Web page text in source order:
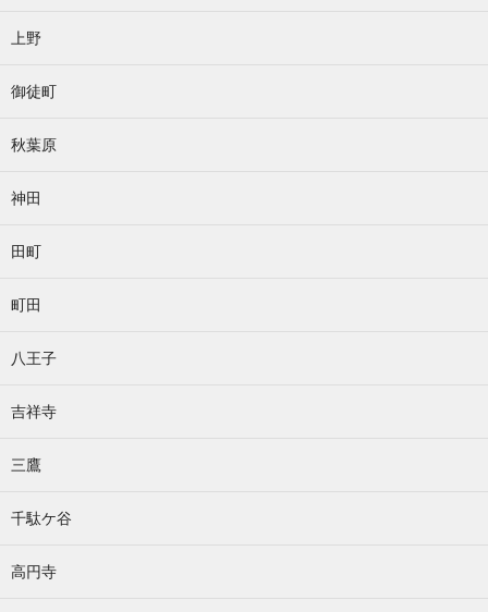
上野
御徒町
秋葉原
神田
田町
町田
八王子
吉祥寺
三鷹
千駄ケ谷
高円寺